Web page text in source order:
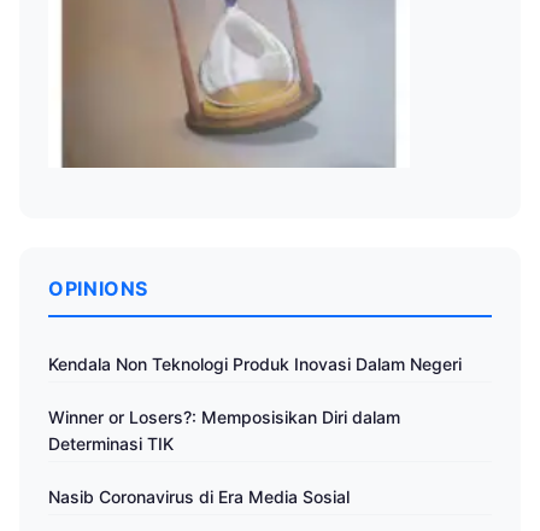
OPINIONS
Kendala Non Teknologi Produk Inovasi Dalam Negeri
Winner or Losers?: Memposisikan Diri dalam
Determinasi TIK
Nasib Coronavirus di Era Media Sosial